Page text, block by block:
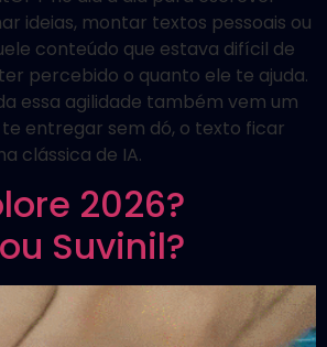
ideias, montar textos pessoais ou
conteúdo que estava difícil de
percebido o quanto ele te ajuda.
essa agilidade também vem um
entregar sem dó, o texto ficar
clássica de IA.
2026?
Suvinil?